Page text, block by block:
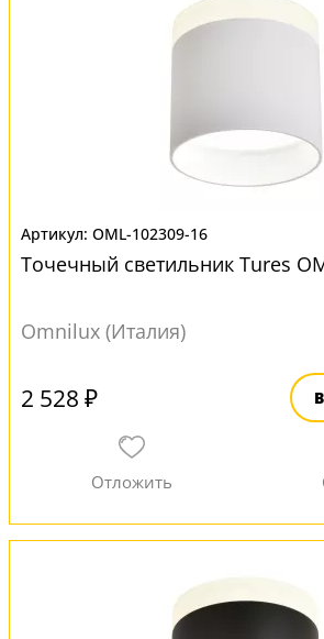
OML-102309-16
Точечный светильник Tures
Omnilux (Италия)
2 528 ₽